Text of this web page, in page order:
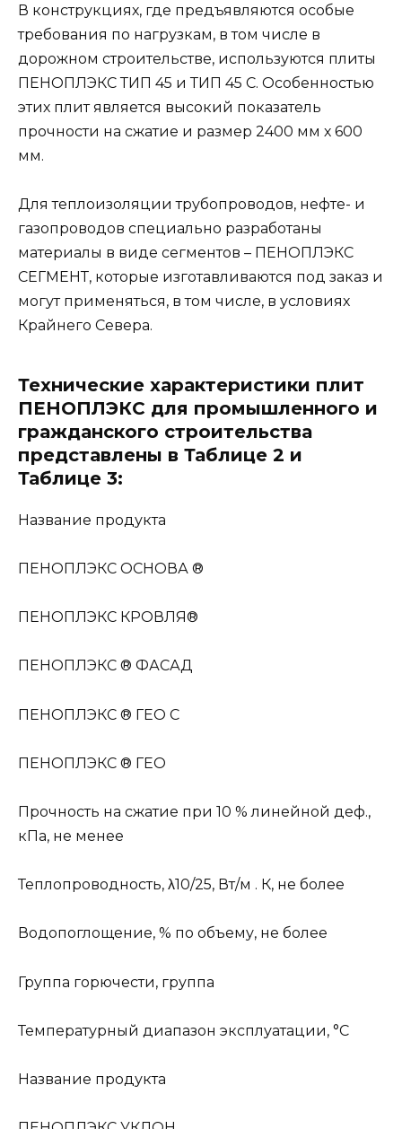
В конструкциях, где предъявляются особые
требования по нагрузкам, в том числе в
дорожном строительстве, используются плиты
ПЕНОПЛЭКС ТИП 45 и ТИП 45 С. Особенностью
этих плит является высокий показатель
прочности на сжатие и размер 2400 мм х 600
мм.
Для теплоизоляции трубопроводов, нефте- и
газопроводов специально разработаны
материалы в виде сегментов – ПЕНОПЛЭКС
СЕГМЕНТ, которые изготавливаются под заказ и
могут применяться, в том числе, в условиях
Крайнего Севера.
Технические характеристики плит
ПЕНОПЛЭКС для промышленного и
гражданского строительства
представлены в Таблице 2 и
Таблице 3:
Название продукта
ПЕНОПЛЭКС ОСНОВА ®
ПЕНОПЛЭКС КРОВЛЯ®
ПЕНОПЛЭКС ® ФАСАД
ПЕНОПЛЭКС ® ГЕО С
ПЕНОПЛЭКС ® ГЕО
Прочность на сжатие при 10 % линейной деф.,
кПа, не менее
Теплопроводность, λ10/25, Вт/м . К, не более
Водопоглощение, % по объему, не более
Группа горючести, группа
Температурный диапазон эксплуатации, °С
Название продукта